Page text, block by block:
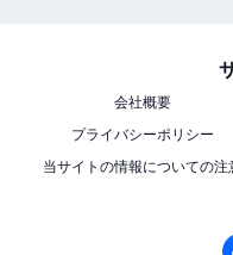
た有名人
ー」を抑
会社概要
プライバシーポリシー
当サイトの情報についての注